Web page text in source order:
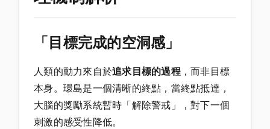
「目標完成的空洞感」
人類的動力來自於追求目標的過程，而非目標
本身。環島是一個清晰的終點，當終點抵達，
大腦的獎勵系統暫時「解除警戒」，對下一個
刺激的感受性降低。